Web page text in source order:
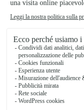
Il tuo fiorista